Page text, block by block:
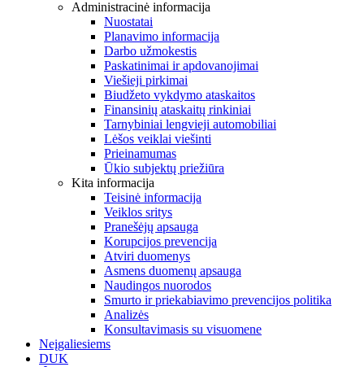
Administracinė informacija
Nuostatai
Planavimo informacija
Darbo užmokestis
Paskatinimai ir apdovanojimai
Viešieji pirkimai
Biudžeto vykdymo ataskaitos
Finansinių ataskaitų rinkiniai
Tarnybiniai lengvieji automobiliai
Lėšos veiklai viešinti
Prieinamumas
Ūkio subjektų priežiūra
Kita informacija
Teisinė informacija
Veiklos sritys
Pranešėjų apsauga
Korupcijos prevencija
Atviri duomenys
Asmens duomenų apsauga
Naudingos nuorodos
Smurto ir priekabiavimo prevencijos politika
Analizės
Konsultavimasis su visuomene
Neįgaliesiems
DUK